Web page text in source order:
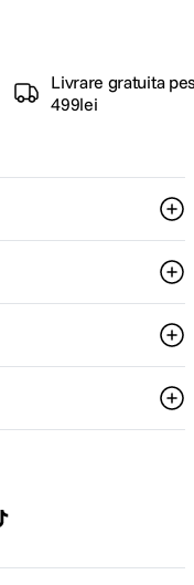
Livrare gratuita
499lei